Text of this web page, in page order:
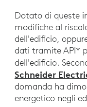
Dotato di queste
modifiche al
dell'edificio,
dati tramite API*
dell'edificio.
Schneider
domanda ha
energetico negli